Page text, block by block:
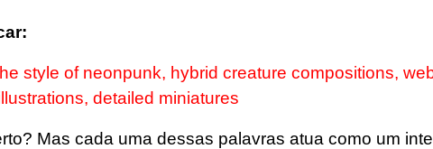
style of neonpunk, hybrid creature compositions,
detailed miniatures
Mas cada uma dessas palavras atua como um